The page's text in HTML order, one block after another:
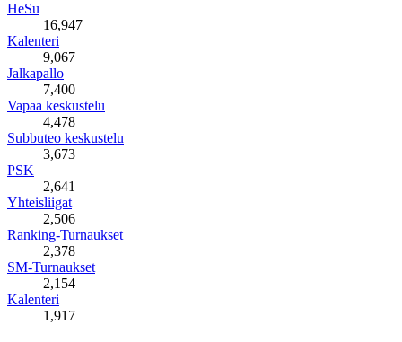
HeSu
16,947
Kalenteri
9,067
Jalkapallo
7,400
Vapaa keskustelu
4,478
Subbuteo keskustelu
3,673
PSK
2,641
Yhteisliigat
2,506
Ranking-Turnaukset
2,378
SM-Turnaukset
2,154
Kalenteri
1,917